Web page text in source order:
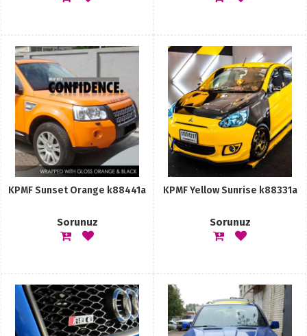
KPMF Sunset Orange k88441a
Sorunuz
KPMF Yellow Sunrise k88331a
Sorunuz